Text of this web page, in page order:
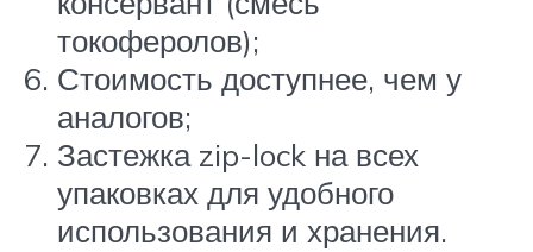
токоферолов);
Стоимость доступнее, чем у
аналогов;
Застежка zip-lock на всех
упаковках для удобного
использования и хранения.